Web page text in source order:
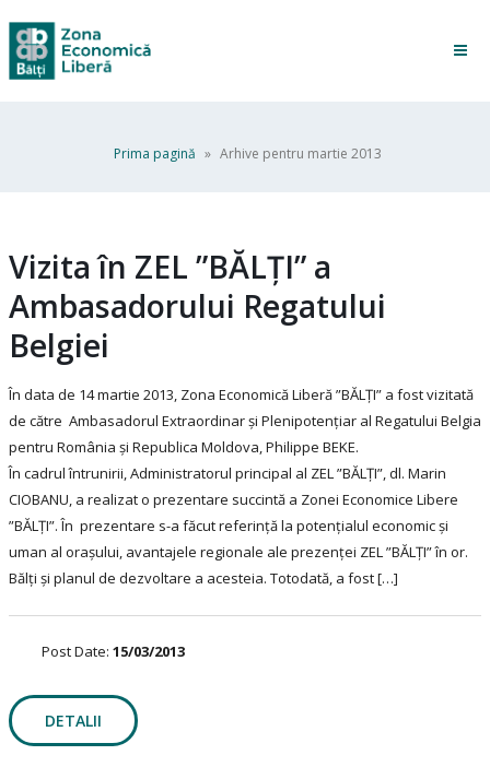
Prima pagină » Arhive pentru martie 2013
Vizita în ZEL ”BĂLȚI” a
Ambasadorului Regatului
Belgiei
În data de 14 martie 2013, Zona Economică Liberă ”BĂLȚI” a fost vizitată
de către Ambasadorul Extraordinar şi Plenipotenţiar al Regatului Belgia
pentru România și Republica Moldova, Philippe BEKE.
În cadrul întrunirii, Administratorul principal al ZEL ”BĂLȚI”, dl. Marin
CIOBANU, a realizat o prezentare succintă a Zonei Economice Libere
”BĂLȚI”. În prezentare s-a făcut referință la potențialul economic și
uman al orașului, avantajele regionale ale prezenței ZEL ”BĂLȚI” în or.
Bălți și planul de dezvoltare a acesteia. Totodată, a fost […]
Post Date: 15/03/2013
DETALII